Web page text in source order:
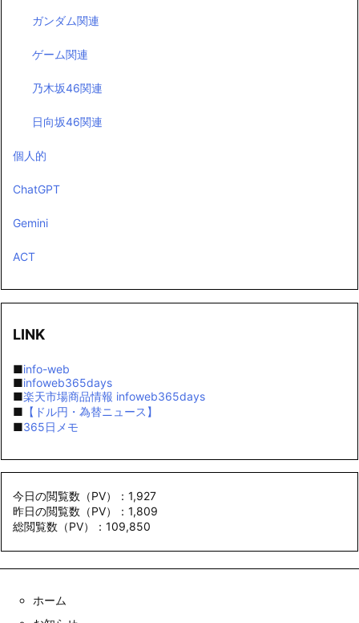
ガンダム関連
ゲーム関連
乃木坂46関連
日向坂46関連
個人的
ChatGPT
Gemini
ACT
LINK
■info-web
■infoweb365days
■楽天市場商品情報 infoweb365days
■ 【ドル円・為替ニュース】
■365日メモ
今日の閲覧数（PV）：1,927
昨日の閲覧数（PV）：1,809
総閲覧数（PV）：109,850
ホーム